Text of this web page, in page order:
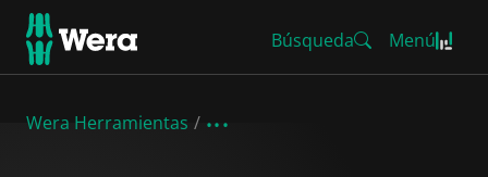
Búsqueda Menú
Wera Herramientas